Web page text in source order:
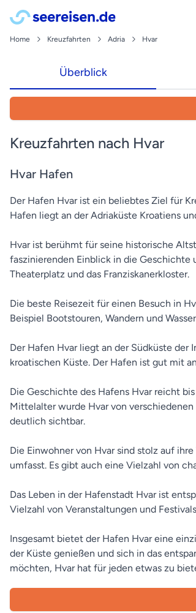
Home Kreuzfahrten Adria Hvar
Überblick
Kreuzfahrten nach Hvar
Hvar Hafen
Der Hafen Hvar ist ein beliebtes Ziel für
Hafen liegt an der Adriaküste Kroatiens
Hvar ist berühmt für seine historische
faszinierenden Einblick in die Geschichte
Theaterplatz und das Franziskanerkloster.
Die beste Reisezeit für einen Besuch in
Beispiel Bootstouren, Wandern und
Der Hafen Hvar liegt an der Südküste
kroatischen Küste. Der Hafen ist gut mit
Die Geschichte des Hafens Hvar reicht
Mittelalter wurde Hvar von
deutlich sichtbar.
Die Einwohner von Hvar sind stolz auf
umfasst. Es gibt auch eine Vielzahl von
Das Leben in der Hafenstadt Hvar ist
Vielzahl von Veranstaltungen und
Insgesamt bietet der Hafen Hvar eine
der Küste genießen und sich in das
möchten, Hvar hat für jeden etwas zu